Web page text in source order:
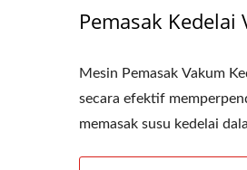
Pemasak Kedelai
Mesin Pemasak Vakum
secara efektif
memasak susu kedelai